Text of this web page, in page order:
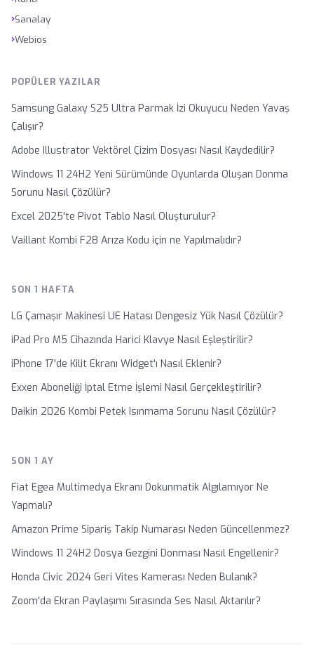
›Sanalay
›Webios
POPÜLER YAZILAR
Samsung Galaxy S25 Ultra Parmak İzi Okuyucu Neden Yavaş
Çalışır?
Adobe Illustrator Vektörel Çizim Dosyası Nasıl Kaydedilir?
Windows 11 24H2 Yeni Sürümünde Oyunlarda Oluşan Donma
Sorunu Nasıl Çözülür?
Excel 2025'te Pivot Tablo Nasıl Oluşturulur?
Vaillant Kombi F28 Arıza Kodu için ne Yapılmalıdır?
SON 1 HAFTA
LG Çamaşır Makinesi UE Hatası Dengesiz Yük Nasıl Çözülür?
iPad Pro M5 Cihazında Harici Klavye Nasıl Eşleştirilir?
iPhone 17'de Kilit Ekranı Widget'ı Nasıl Eklenir?
Exxen Aboneliği İptal Etme İşlemi Nasıl Gerçekleştirilir?
Daikin 2026 Kombi Petek Isınmama Sorunu Nasıl Çözülür?
SON 1 AY
Fiat Egea Multimedya Ekranı Dokunmatik Algılamıyor Ne
Yapmalı?
Amazon Prime Sipariş Takip Numarası Neden Güncellenmez?
Windows 11 24H2 Dosya Gezgini Donması Nasıl Engellenir?
Honda Civic 2024 Geri Vites Kamerası Neden Bulanık?
Zoom'da Ekran Paylaşımı Sırasında Ses Nasıl Aktarılır?